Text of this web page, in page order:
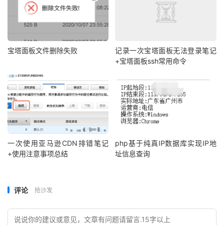
宝塔面板文件删除失败
记录一次宝塔面板无法登录笔记
+宝塔面板ssh常用命令
一次使用亚马逊CDN排错笔记
+使用注意事项总结
php基于纯真IP数据库实现IP地
址信息查询
评论 抢沙发